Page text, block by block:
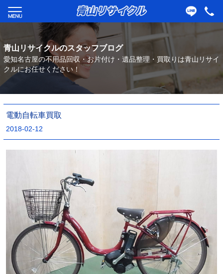
青山リサイクルのスタッフブログ
愛知名古屋の不用品回収・お片付け・遺品整理・買取りは青山リサイ
クルにお任せください！
電動自転車買取
2018-02-12